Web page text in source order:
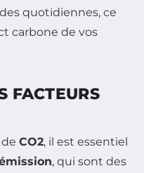
quotidiennes, ce
carbone de vos
FACTEURS
CO2, il est essentiel
, qui sont des